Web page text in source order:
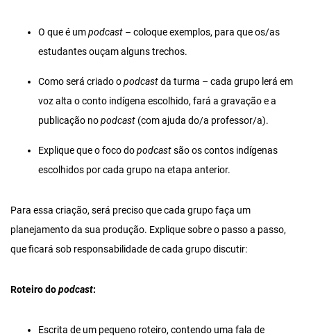
O que é umpodcast – coloque exemplos, para que os/as
estudantes ouçam alguns trechos.
Como será criado opodcastda turma – cada grupo lerá em
voz alta o conto indígena escolhido, fará a gravação e a
publicação nopodcast (com ajuda do/a professor/a).
Explique que o foco dopodcastsão os contos indígenas
escolhidos por cada grupo na etapa anterior.
Para essa criação, será preciso que cada grupo faça um
planejamento da sua produção. Explique sobre o passo a passo,
que ficará sob responsabilidade de cada grupo discutir:
Roteiro dopodcast:
Escrita de um pequeno roteiro, contendo uma fala de